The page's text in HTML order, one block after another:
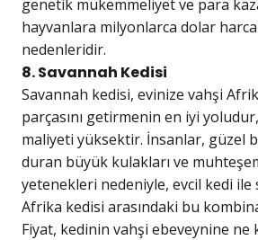
genetik mükemmeliyet ve para
hayvanlara milyonlarca dolar
nedenleridir.
8. Savannah Kedisi
Savannah kedisi, evinize vahşi
parçasını getirmenin en iyi
maliyeti yüksektir. İnsanlar, güzel
duran büyük kulakları ve
yetenekleri nedeniyle, evcil kedi ile
Afrika kedisi arasındaki bu
Fiyat, kedinin vahşi ebeveynine ne